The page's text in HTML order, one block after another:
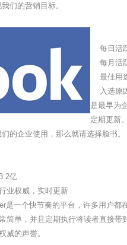
们的营销目标。
每日活
每月活
最佳用
入选原
是最早为
定期更新
的企业使用，那么就请选择脸书。
亿
业权威，实时更新
是一个快节奏的平台，许多用户
简单，并且定期执行将读者直接
威的声誉。